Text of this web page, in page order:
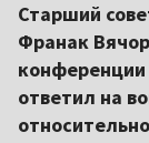
Старший
Франак
конференции
ответил на